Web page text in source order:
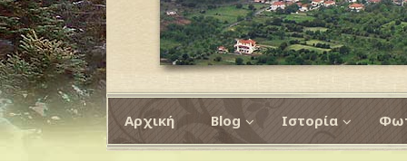
Αρχική Blog Ιστορία